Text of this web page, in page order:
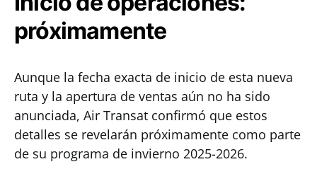
próximamente
Aunque la fecha exacta de inicio de esta nueva
ruta y la apertura de ventas aún no ha sido
anunciada, Air Transat confirmó que estos
detalles se revelarán próximamente como parte
de su programa de invierno 2025-2026.